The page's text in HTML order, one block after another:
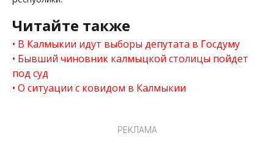
Читайте также
В Калмыкии идут выборы депутата в Госдуму
Бывший чиновник калмыцкой столицы пойдет
под суд
О ситуации с ковидом в Калмыкии
РЕКЛАМА